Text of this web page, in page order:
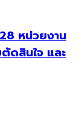
หน่วยงาน
ดสินใจ และ